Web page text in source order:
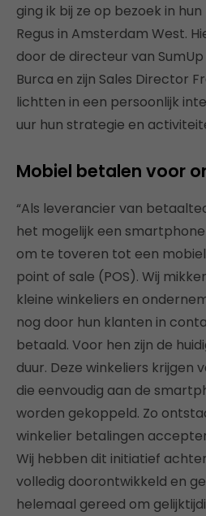
ging ik bij ze op bezoek in
Regus in Amsterdam West.
door de directeur van
Burca en zijn Sales Director
lichtten in een persoonlijk
uur hun strategie en
Mobiel betalen voor
“Als leverancier van
het mogelijk een
om te toveren tot een
point of sale (POS). Wij
kleine winkeliers en
nog door hun klanten in
betaald. Voor hen zijn de
duur. Deze winkeliers krijgen
die eenvoudig aan de
worden gekoppeld. Zo
winkelier betalingen
Wij hebben dit initiatief
volledig doorontwikkeld en
helemaal gereed om